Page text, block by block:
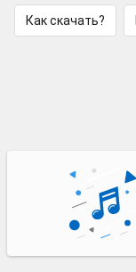
Как скачать?